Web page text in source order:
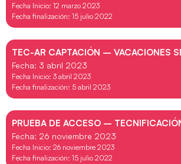
Fecha Inicio: 12 marzo 2023
Fecha finalización: 15 julio 2022
TEC-AR CAPTACIÓN – VACACIONES
Fecha: 3 abril 2023
Fecha Inicio: 3 abril 2023
Fecha finalización: 5 abril 2023
PRUEBA DE ACCESO –
Fecha: 26 noviembre 2023
Fecha Inicio: 26 noviembre 2023
Fecha finalización: 15 julio 2022